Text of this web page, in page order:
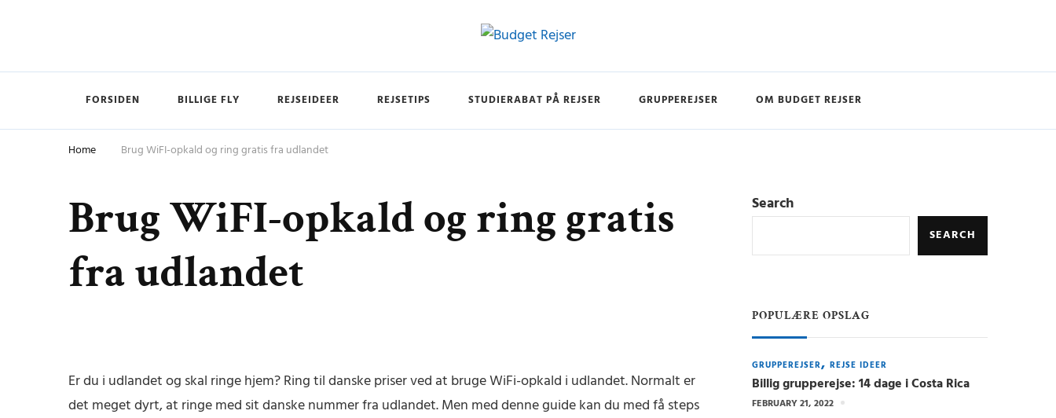
Budget Rejser
FORSIDEN BILLIGE FLY REJSEIDEER REJSETIPS STUDIERABAT PÅ REJSER GRUPPEREJSER OM BUDGET REJSER
Home Brug WiFI-opkald og ring gratis fra udlandet
Brug WiFI-opkald og ring gratis
fra udlandet
Er du i udlandet og skal ringe hjem? Ring til danske priser ved at bruge WiFi-opkald i udlandet. Normalt er
det meget dyrt, at ringe med sit danske nummer fra udlandet. Men med denne guide kan du med få steps
Search
SEARCH
POPULÆRE OPSLAG
GRUPPEREJSER REJSE IDEER
Billig grupperejse: 14 dage i Costa Rica
FEBRUARY 21, 2022